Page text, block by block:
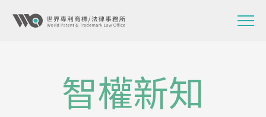
智權新知